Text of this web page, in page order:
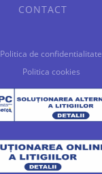
CONTACT
Politica de confidentialitate
Politica cookies